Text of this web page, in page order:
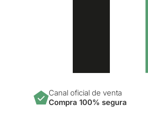
Canal oficial de venta
Compra 100% segura